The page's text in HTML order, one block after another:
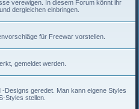
verewigen. In diesem Forum könnt ihr
dergleichen einbringen.
für Freewar vorstellen.
gemeldet werden.
Designs geredet. Man kann eigene Styles
Styles stellen.